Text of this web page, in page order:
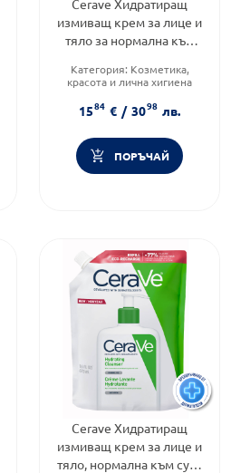
Cerave Хидратиращ
измиващ крем за лице и
тяло за нормална към
700975
Категория: Козметика,
красота и лична хигиена
Дермокозметика
Тип продукт:
Крем
1584 € / 3098 лв.
ПОРЪЧАЙ
Cerave Хидратиращ
измиващ крем за лице и
тяло, нормална към суха